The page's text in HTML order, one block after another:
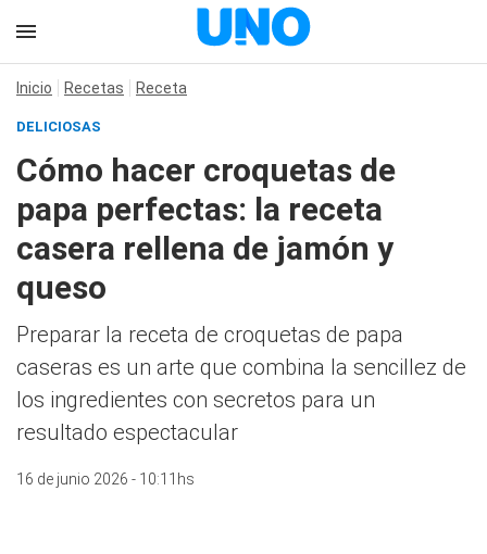
Inicio Recetas Receta
DELICIOSAS
Cómo hacer croquetas de
papa perfectas: la receta
casera rellena de jamón y
queso
Preparar la receta de croquetas de papa
caseras es un arte que combina la sencillez de
los ingredientes con secretos para un
resultado espectacular
16 de junio 2026 - 10:11hs